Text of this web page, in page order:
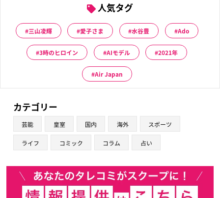
人気タグ
三山凌輝 愛子さま 水谷豊 Ado
3時のヒロイン AIモデル 2021年
Air Japan
カテゴリー
芸能 皇室 国内 海外 スポーツ
ライフ コミック コラム 占い